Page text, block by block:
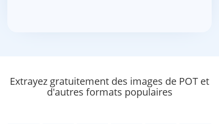
Extrayez gratuitement des images de POT et
d'autres formats populaires